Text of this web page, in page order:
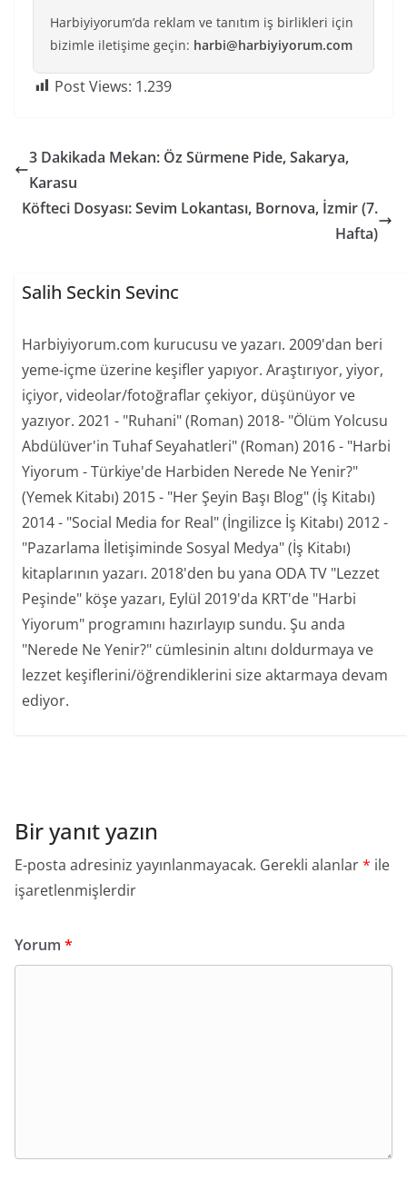
Harbiyiyorum’da reklam ve tanıtım iş birlikleri için
bizimle iletişime geçin: harbi@harbiyiyorum.com
Post Views: 1.239
3 Dakikada Mekan: Öz Sürmene Pide, Sakarya,
Karasu
Köfteci Dosyası: Sevim Lokantası, Bornova, İzmir (7.
Hafta)
Salih Seckin Sevinc
Harbiyiyorum.com kurucusu ve yazarı. 2009'dan beri
yeme-içme üzerine keşifler yapıyor. Araştırıyor, yiyor,
içiyor, videolar/fotoğraflar çekiyor, düşünüyor ve
yazıyor. 2021 - "Ruhani" (Roman) 2018- "Ölüm Yolcusu
Abdülüver'in Tuhaf Seyahatleri" (Roman) 2016 - "Harbi
Yiyorum - Türkiye'de Harbiden Nerede Ne Yenir?"
(Yemek Kitabı) 2015 - "Her Şeyin Başı Blog" (İş Kitabı)
2014 - "Social Media for Real" (İngilizce İş Kitabı) 2012 -
"Pazarlama İletişiminde Sosyal Medya" (İş Kitabı)
kitaplarının yazarı. 2018'den bu yana ODA TV "Lezzet
Peşinde" köşe yazarı, Eylül 2019'da KRT'de "Harbi
Yiyorum" programını hazırlayıp sundu. Şu anda
"Nerede Ne Yenir?" cümlesinin altını doldurmaya ve
lezzet keşiflerini/öğrendiklerini size aktarmaya devam
ediyor.
Bir yanıt yazın
E-posta adresiniz yayınlanmayacak. Gerekli alanlar* ile
işaretlenmişlerdir
Yorum *